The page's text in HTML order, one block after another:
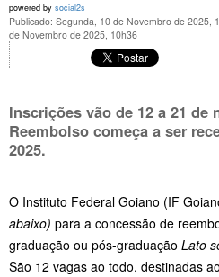
powered by social2s
Publicado: Segunda, 10 de Novembro de 2025,
de Novembro de 2025, 10h36
Inscrições vão de 12 a 21 de
Reembolso começa a ser
2025.
O Instituto Federal Goiano (IF
abaixo) para a concessão de
graduação ou pós-graduação Lato
São 12 vagas ao todo, destinadas